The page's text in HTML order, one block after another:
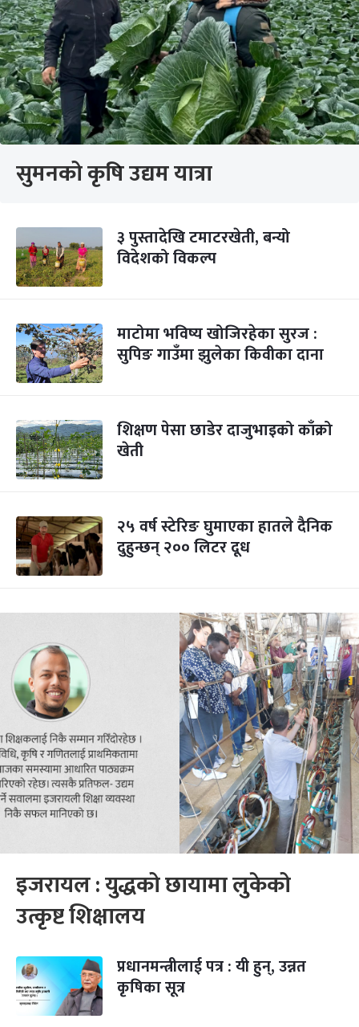
सुमनको कृषि उद्यम यात्रा
३ पुस्तादेखि टमाटरखेती, बन्यो
विदेशको विकल्प
माटोमा भविष्य खोजिरहेका सुरज :
सुपिङ गाउँमा झुलेका किवीका दाना
शिक्षण पेसा छाडेर दाजुभाइको काँक्रो
खेती
२५ वर्ष स्टेरिङ घुमाएका हातले दैनिक
दुहुन्छन् २०० लिटर दूध
इजरायल : युद्धको छायामा लुकेको
उत्कृष्ट शिक्षालय
प्रधानमन्त्रीलाई पत्र : यी हुन्, उन्नत
कृषिका सूत्र